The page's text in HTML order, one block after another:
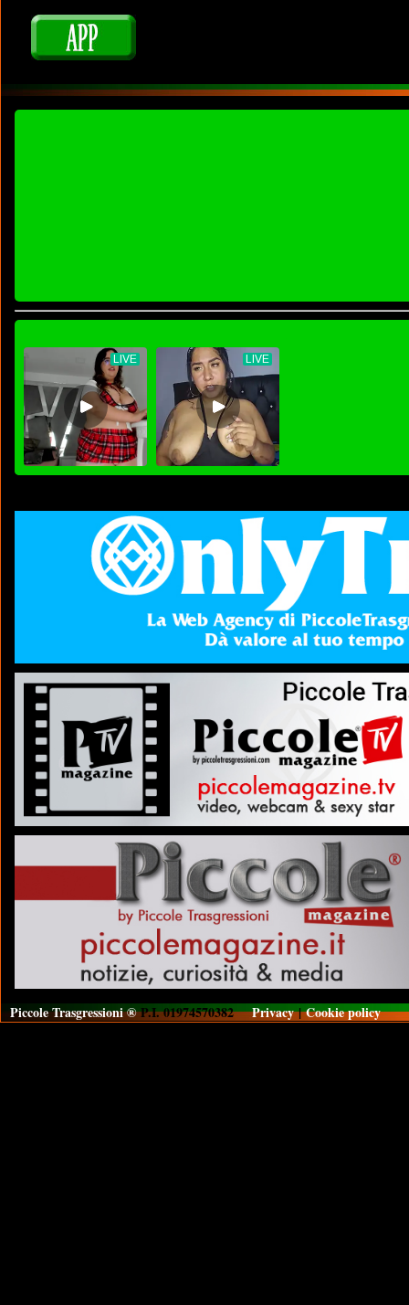
Piccole Trasgressioni ®P.I. 01974570382Privacy|Cookie policy